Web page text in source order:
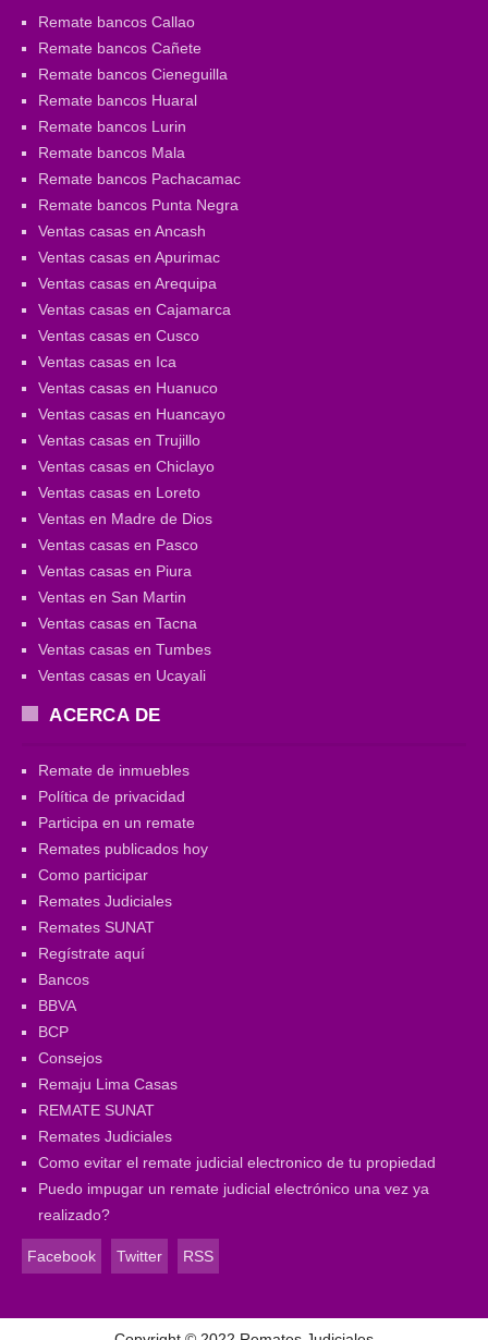
Remate bancos Callao
Remate bancos Cañete
Remate bancos Cieneguilla
Remate bancos Huaral
Remate bancos Lurin
Remate bancos Mala
Remate bancos Pachacamac
Remate bancos Punta Negra
Ventas casas en Ancash
Ventas casas en Apurimac
Ventas casas en Arequipa
Ventas casas en Cajamarca
Ventas casas en Cusco
Ventas casas en Ica
Ventas casas en Huanuco
Ventas casas en Huancayo
Ventas casas en Trujillo
Ventas casas en Chiclayo
Ventas casas en Loreto
Ventas en Madre de Dios
Ventas casas en Pasco
Ventas casas en Piura
Ventas en San Martin
Ventas casas en Tacna
Ventas casas en Tumbes
Ventas casas en Ucayali
ACERCA DE
Remate de inmuebles
Política de privacidad
Participa en un remate
Remates publicados hoy
Como participar
Remates Judiciales
Remates SUNAT
Regístrate aquí
Bancos
BBVA
BCP
Consejos
Remaju Lima Casas
REMATE SUNAT
Remates Judiciales
Como evitar el remate judicial electronico de tu propiedad
Puedo impugar un remate judicial electrónico una vez ya
realizado?
Facebook Twitter RSS